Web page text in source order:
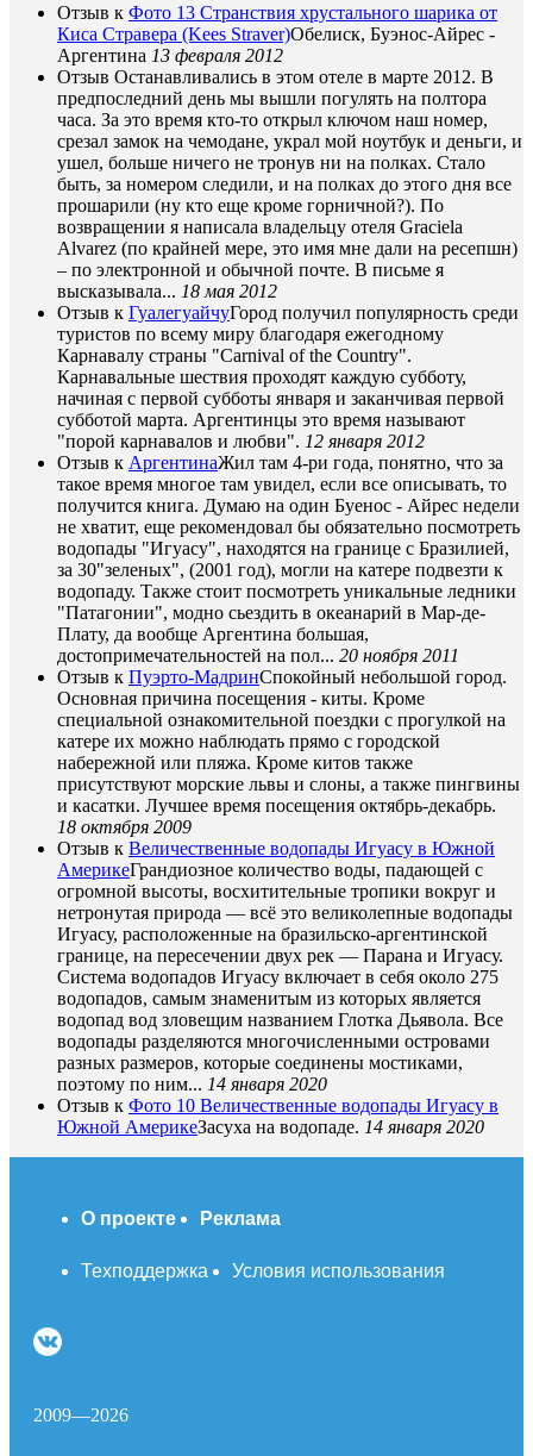
Отзыв к Фото 13 Странствия хрустального шарика от
Киса Стравера (Kees Straver)Обелиск, Буэнос-Айрес -
Аргентина 13 февраля 2012
Отзыв Останавливались в этом отеле в марте 2012. В
предпоследний день мы вышли погулять на полтора
часа. За это время кто-то открыл ключом наш номер,
срезал замок на чемодане, украл мой ноутбук и деньги, и
ушел, больше ничего не тронув ни на полках. Стало
быть, за номером следили, и на полках до этого дня все
прошарили (ну кто еще кроме горничной?). По
возвращении я написала владельцу отеля Graciela
Alvarez (по крайней мере, это имя мне дали на ресепшн)
– по электронной и обычной почте. В письме я
высказывала... 18 мая 2012
Отзыв к ГуалегуайчуГород получил популярность среди
туристов по всему миру благодаря ежегодному
Карнавалу страны "Carnival of the Country".
Карнавальные шествия проходят каждую субботу,
начиная с первой субботы января и заканчивая первой
субботой марта. Аргентинцы это время называют
"порой карнавалов и любви". 12 января 2012
Отзыв к АргентинаЖил там 4-ри года, понятно, что за
такое время многое там увидел, если все описывать, то
получится книга. Думаю на один Буенос - Айрес недели
не хватит, еще рекомендовал бы обязательно посмотреть
водопады "Игуасу", находятся на границе с Бразилией,
за 30"зеленых", (2001 год), могли на катере подвезти к
водопаду. Также стоит посмотреть уникальные ледники
"Патагонии", модно сьездить в океанарий в Мар-де-
Плату, да вообще Аргентина большая,
достопримечательностей на пол... 20 ноября 2011
Отзыв к Пуэрто-МадринСпокойный небольшой город.
Основная причина посещения - киты. Кроме
специальной ознакомительной поездки с прогулкой на
катере их можно наблюдать прямо с городской
набережной или пляжа. Кроме китов также
присутствуют морские львы и слоны, а также пингвины
и касатки. Лучшее время посещения октябрь-декабрь.
18 октября 2009
Отзыв к Величественные водопады Игуасу в Южной
АмерикеГрандиозное количество воды, падающей с
огромной высоты, восхитительные тропики вокруг и
нетронутая природа — всё это великолепные водопады
Игуасу, расположенные на бразильско-аргентинской
границе, на пересечении двух рек — Парана и Игуасу.
Система водопадов Игуасу включает в себя около 275
водопадов, самым знаменитым из которых является
водопад вод зловещим названием Глотка Дьявола. Все
водопады разделяются многочисленными островами
разных размеров, которые соединены мостиками,
поэтому по ним... 14 января 2020
Отзыв к Фото 10 Величественные водопады Игуасу в
Южной АмерикеЗасуха на водопаде. 14 января 2020
О проекте Реклама
Техподдержка Условия использования
2009—2026